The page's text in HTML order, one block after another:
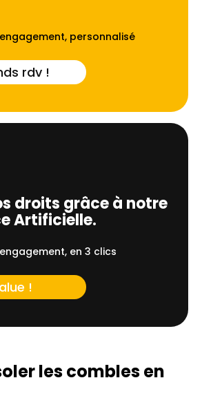
personnalisé
rdv !
droits grâce à notre
Artificielle.
en 3 clics
!
les combles en